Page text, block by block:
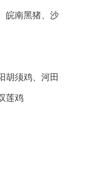
皖南黑猪、沙
胡须鸡、河田
莲鸡